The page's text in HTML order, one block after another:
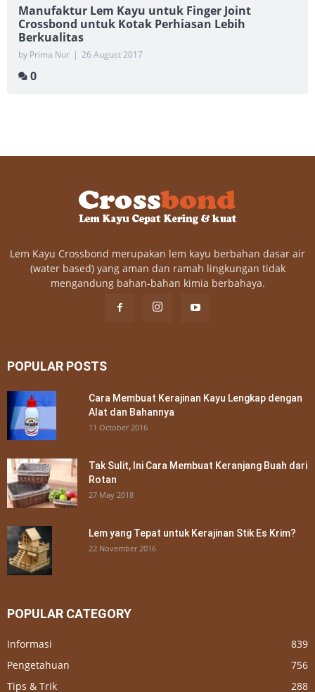
Manufaktur Lem Kayu untuk Finger Joint
Crossbond untuk Kotak Perhiasan Lebih
Berkualitas
by Prima Nur | 26 August 2017
0
Lem Kayu Crossbond merupakan lem kayu berbahan dasar air
(water based) yang aman dan ramah lingkungan tidak
mengandung bahan-bahan kimia berbahaya.
POPULAR POSTS
Cara Membuat Kerajinan Kayu Lengkap dengan
Alat dan Bahannya
11 October 2016
Tak Sulit, Ini Cara Membuat Keranjang Buah dari
Rotan
27 May 2018
Lem yang Tepat untuk Kerajinan Stik Es Krim?
22 November 2016
POPULAR CATEGORY
Informasi
839
Pengetahuan
756
Tips & Trik
288